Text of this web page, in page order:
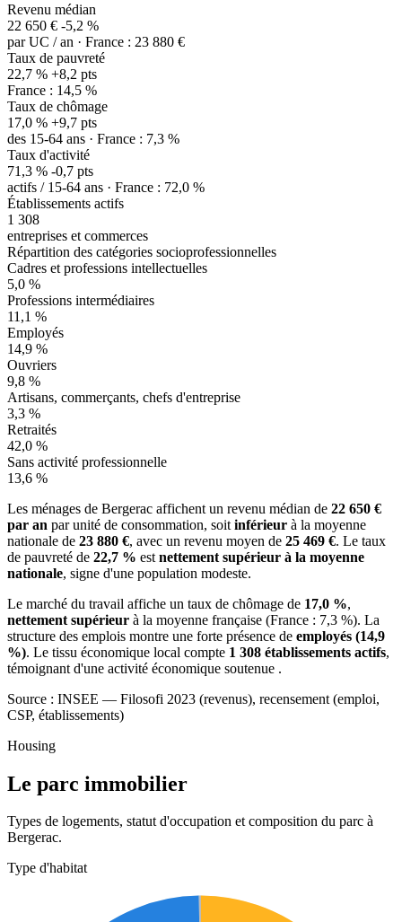
Revenu médian
22 650 € -5,2 %
par UC / an · France : 23 880 €
Taux de pauvreté
22,7 % +8,2 pts
France : 14,5 %
Taux de chômage
17,0 % +9,7 pts
des 15-64 ans · France : 7,3 %
Taux d'activité
71,3 % -0,7 pts
actifs / 15-64 ans · France : 72,0 %
Établissements actifs
1 308
entreprises et commerces
Répartition des catégories socioprofessionnelles
Cadres et professions intellectuelles
5,0 %
Professions intermédiaires
11,1 %
Employés
14,9 %
Ouvriers
9,8 %
Artisans, commerçants, chefs d'entreprise
3,3 %
Retraités
42,0 %
Sans activité professionnelle
13,6 %
Les ménages de Bergerac affichent un revenu médian de 22 650 €
par an par unité de consommation, soit inférieur à la moyenne
nationale de 23 880 €, avec un revenu moyen de 25 469 €. Le taux
de pauvreté de 22,7 % est nettement supérieur à la moyenne
nationale, signe d'une population modeste.
Le marché du travail affiche un taux de chômage de 17,0 %,
nettement supérieur à la moyenne française (France : 7,3 %). La
structure des emplois montre une forte présence de employés (14,9
%). Le tissu économique local compte 1 308 établissements actifs,
témoignant d'une activité économique soutenue .
Source : INSEE — Filosofi 2023 (revenus), recensement (emploi,
CSP, établissements)
Housing
Le parc immobilier
Types de logements, statut d'occupation et composition du parc à
Bergerac.
Type d'habitat